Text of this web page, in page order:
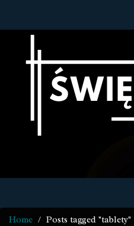
Home Posts tagged "tablety"